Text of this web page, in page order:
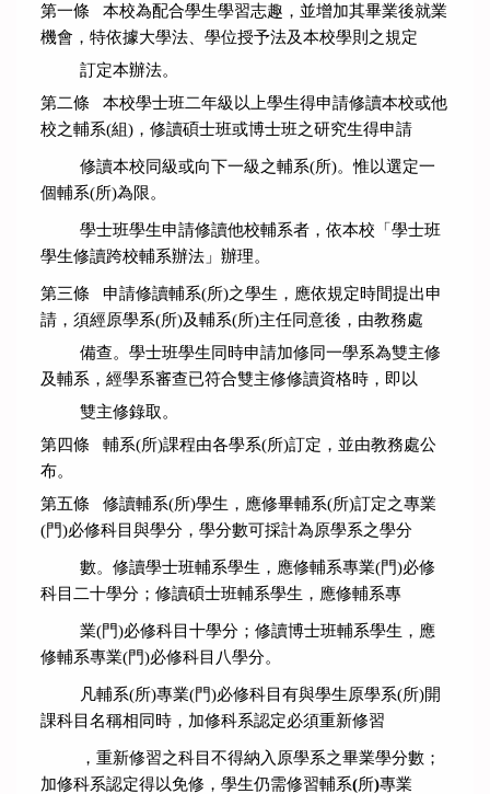
第一條 本校為配合學生學習志趣，並增加其畢業後就業
機會，特依據大學法、學位授予法及本校學則之規定
訂定本辦法。
第二條 本校學士班二年級以上學生得申請修讀本校或他
校之輔系(組)，修讀碩士班或博士班之研究生得申請
修讀本校同級或向下一級之輔系(所)。惟以選定一
個輔系(所)為限。
學士班學生申請修讀他校輔系者，依本校「學士班
學生修讀跨校輔系辦法」辦理。
第三條 申請修讀輔系(所)之學生，應依規定時間提出申
請，須經原學系(所)及輔系(所)主任同意後，由教務處
備查。學士班學生同時申請加修同一學系為雙主修
及輔系，經學系審查已符合雙主修修讀資格時，即以
雙主修錄取。
第四條 輔系(所)課程由各學系(所)訂定，並由教務處公
布。
第五條 修讀輔系(所)學生，應修畢輔系(所)訂定之專業
(門)必修科目與學分，學分數可採計為原學系之學分
數。 修讀學士班輔系學生，應修輔系專業(門)必修
科目二十學分；修讀碩士班輔系學生，應修輔系專
業(門)必修科目十學分；修讀博士班輔系學生，應
修輔系專業(門)必修科目八學分。
凡輔系(所)專業(門)必修科目有與學生原學系(所)開
課科目名稱相同時，加修科系認定必須重新修習
，重新修習之科目不得納入原學系之畢業學分數；
加修科系認定得以免修，學生仍需修習輔系(所)專業